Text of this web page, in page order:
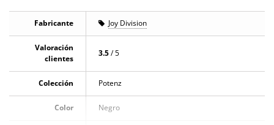
Fabricante Joy Division
Valoración
clientes
3.5/ 5
Colección Potenz
Color Negro